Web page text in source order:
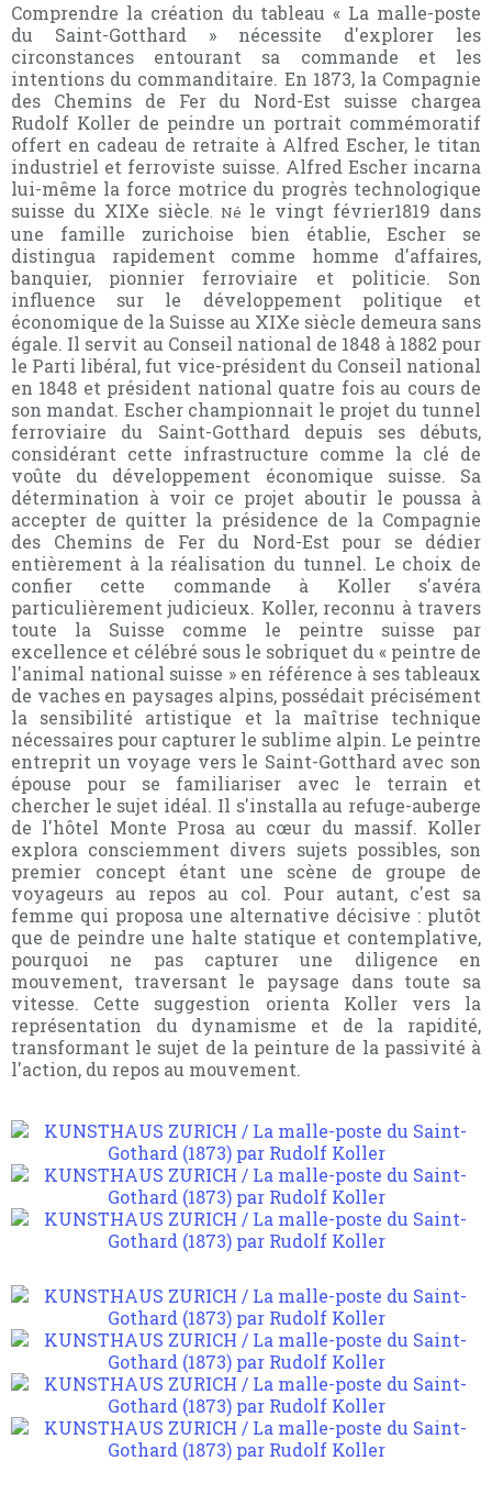
Comprendre la création du tableau « La malle-poste
du Saint-Gotthard » nécessite d'explorer les
circonstances entourant sa commande et les
intentions du commanditaire. En 1873, la Compagnie
des Chemins de Fer du Nord-Est suisse chargea
Rudolf Koller de peindre un portrait commémoratif
offert en cadeau de retraite à Alfred Escher, le titan
industriel et ferroviste suisse. Alfred Escher incarna
lui-même la force motrice du progrès technologique
suisse du XIXe siècle. Né le vingt février1819 dans
une famille zurichoise bien établie, Escher se
distingua rapidement comme homme d'affaires,
banquier, pionnier ferroviaire et politicie. Son
influence sur le développement politique et
économique de la Suisse au XIXe siècle demeura sans
égale. Il servit au Conseil national de 1848 à 1882 pour
le Parti libéral, fut vice-président du Conseil national
en 1848 et président national quatre fois au cours de
son mandat. Escher championnait le projet du tunnel
ferroviaire du Saint-Gotthard depuis ses débuts,
considérant cette infrastructure comme la clé de
voûte du développement économique suisse. Sa
détermination à voir ce projet aboutir le poussa à
accepter de quitter la présidence de la Compagnie
des Chemins de Fer du Nord-Est pour se dédier
entièrement à la réalisation du tunnel. Le choix de
confier cette commande à Koller s'avéra
particulièrement judicieux. Koller, reconnu à travers
toute la Suisse comme le peintre suisse par
excellence et célébré sous le sobriquet du « peintre de
l'animal national suisse » en référence à ses tableaux
de vaches en paysages alpins, possédait précisément
la sensibilité artistique et la maîtrise technique
nécessaires pour capturer le sublime alpin. Le peintre
entreprit un voyage vers le Saint-Gotthard avec son
épouse pour se familiariser avec le terrain et
chercher le sujet idéal. Il s'installa au refuge-auberge
de l'hôtel Monte Prosa au cœur du massif. Koller
explora consciemment divers sujets possibles, son
premier concept étant une scène de groupe de
voyageurs au repos au col. Pour autant, c'est sa
femme qui proposa une alternative décisive : plutôt
que de peindre une halte statique et contemplative,
pourquoi ne pas capturer une diligence en
mouvement, traversant le paysage dans toute sa
vitesse. Cette suggestion orienta Koller vers la
représentation du dynamisme et de la rapidité,
transformant le sujet de la peinture de la passivité à
l'action, du repos au mouvement.